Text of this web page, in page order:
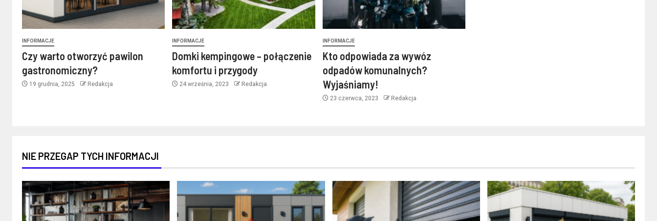
INFORMACJE
Czy warto otworzyć pawilon
gastronomiczny?
19 grudnia, 2025 Redakcja
INFORMACJE
Domki kempingowe – połączenie
komfortu i przygody
24 września, 2023 Redakcja
INFORMACJE
Kto odpowiada za wywóz
odpadów komunalnych?
Wyjaśniamy!
23 czerwca, 2023 Redakcja
NIE PRZEGAP TYCH INFORMACJI